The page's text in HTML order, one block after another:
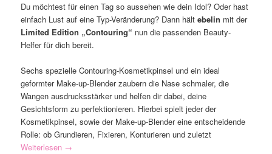
Du möchtest für einen Tag so aussehen wie dein Idol? Oder hast
einfach Lust auf eine Typ-Veränderung? Dann hältebelin mit der
Limited Edition „Contouring“ nun die passenden Beauty-
Helfer für dich bereit.
Sechs spezielle Contouring-Kosmetikpinsel und ein ideal
geformter Make-up-Blender zaubern die Nase schmaler, die
Wangen ausdrucksstärker und helfen dir dabei, deine
Gesichtsform zu perfektionieren. Hierbei spielt jeder der
Kosmetikpinsel, sowie der Make-up-Blender eine entscheidende
Rolle: ob Grundieren, Fixieren, Konturieren und zuletzt
Weiterlesen →